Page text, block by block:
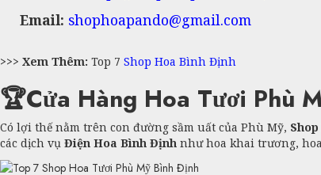
Email: shophoapando@gmail.com
>>> Xem Thêm: Top 7 Shop Hoa Bình Định
🏆Cửa Hàng Hoa Tươi Phù
Có lợi thế nằm trên con đường sầm uất của Phù Mỹ,
các dịch vụ Điện Hoa Bình Định như hoa khai trương,